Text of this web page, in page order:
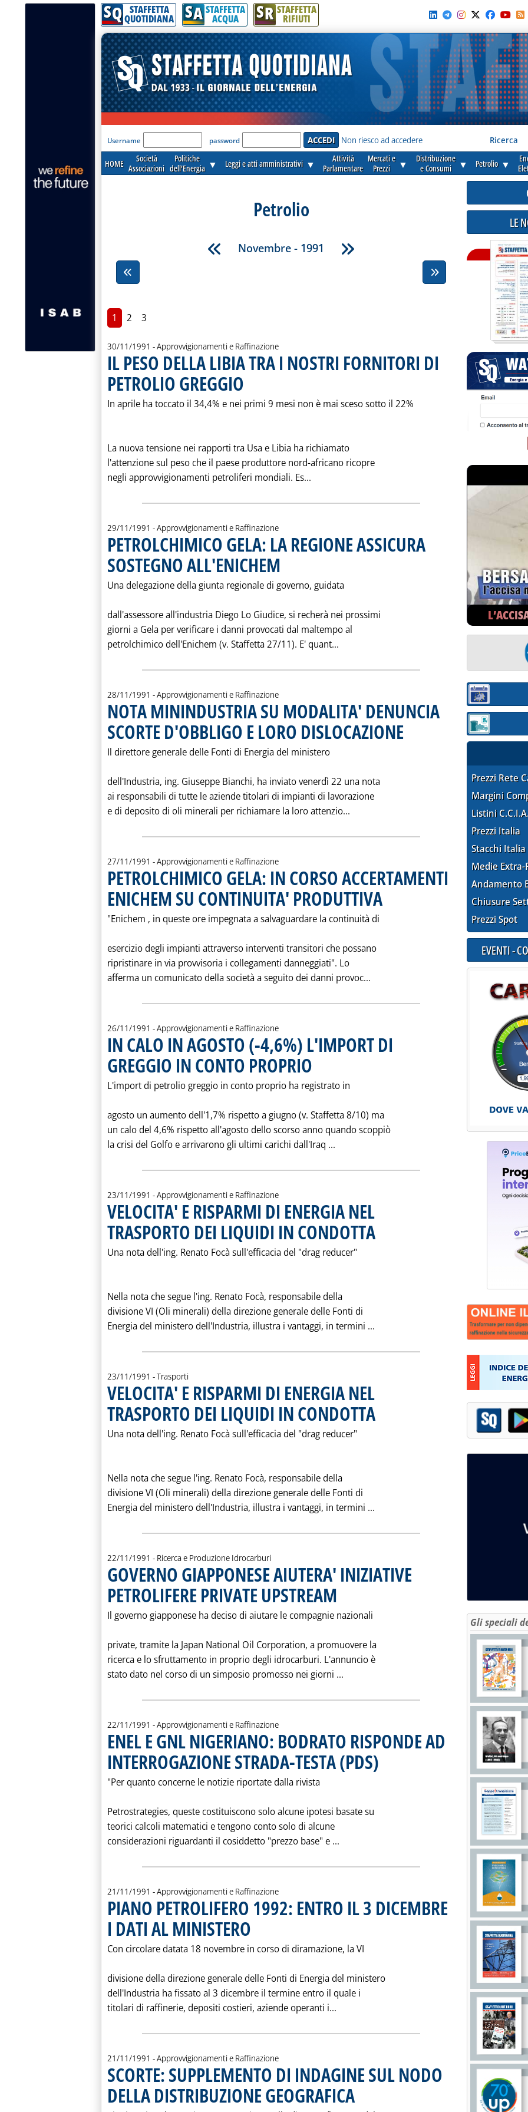
SQ STAFFETTA
QUOTIDIANA SA STAFFETTA
ACQUA SR STAFFETTA
RIFIUTI
'Modulo Login per accedere'
Username password Non riesco ad accedere Ricerca
HOME
Società
Associazioni
Politiche
dell'Energia ▼ Leggi e atti amministrativi ▼
Attività
Parlamentare
Mercati e
Prezzi
▼
Distribuzione
e Consumi
▼ Petrolio ▼
Petrolio
Novembre - 1991
1 2 3
30/11/1991 - Approvvigionamenti e Raffinazione
IL PESO DELLA LIBIA TRA I NOSTRI FORNITORI DI
PETROLIO GREGGIO
In aprile ha toccato il 34,4% e nei primi 9 mesi non è mai sceso sotto il 22%
La nuova tensione nei rapporti tra Usa e Libia ha richiamato
l'attenzione sul peso che il paese produttore nord-africano ricopre
negli approvvigionamenti petroliferi mondiali. Es...
29/11/1991 - Approvvigionamenti e Raffinazione
PETROLCHIMICO GELA: LA REGIONE ASSICURA
SOSTEGNO ALL'ENICHEM
Una delegazione della giunta regionale di governo, guidata
dall'assessore all'industria Diego Lo Giudice, si recherà nei prossimi
giorni a Gela per verificare i danni provocati dal maltempo al
petrolchimico dell'Enichem (v. Staffetta 27/11). E' quant... Leggi tutta la notizia: 'PETROLCHIMICO
28/11/1991 - Approvvigionamenti e Raffinazione
NOTA MININDUSTRIA SU MODALITA' DENUNCIA
SCORTE D'OBBLIGO E LORO DISLOCAZIONE . Pubblicata giovedì 28 novembre 1991 alle
Il direttore generale delle Fonti di Energia del ministero
dell'Industria, ing. Giuseppe Bianchi, ha inviato venerdì 22 una nota
ai responsabili di tutte le aziende titolari di impianti di lavorazione
e di deposito di oli minerali per richiamare la loro attenzio... Leggi tutta la notizia: 'NOTA
27/11/1991 - Approvvigionamenti e Raffinazione
PETROLCHIMICO GELA: IN CORSO ACCERTAMENTI
ENICHEM SU CONTINUITA' PRODUTTIVA
"Enichem ‚ in queste ore impegnata a salvaguardare la continuità di
esercizio degli impianti attraverso interventi transitori che possano
ripristinare in via provvisoria i collegamenti danneggiati". Lo
afferma un comunicato della società a seguito dei danni provoc...
26/11/1991 - Approvvigionamenti e Raffinazione
IN CALO IN AGOSTO (-4,6%) L'IMPORT DI
GREGGIO IN CONTO PROPRIO
L'import di petrolio greggio in conto proprio ha registrato in
agosto un aumento dell'1,7% rispetto a giugno (v. Staffetta 8/10) ma
un calo del 4,6% rispetto all'agosto dello scorso anno quando scoppiò
la crisi del Golfo e arrivarono gli ultimi carichi dall'Iraq ... Leggi tutta la notizia: 'IN CALO IN AGOSTO (-
23/11/1991 - Approvvigionamenti e Raffinazione
VELOCITA' E RISPARMI DI ENERGIA NEL
TRASPORTO DEI LIQUIDI IN CONDOTTA
Una nota dell'ing. Renato Focà sull'efficacia del "drag reducer"
Nella nota che segue l'ing. Renato Focà, responsabile della
divisione VI (Oli minerali) della direzione generale delle Fonti di
Energia del ministero dell'Industria, illustra i vantaggi, in termini ... Leggi tutta la notizia: 'VELOCITA' E
23/11/1991 - Trasporti
VELOCITA' E RISPARMI DI ENERGIA NEL
TRASPORTO DEI LIQUIDI IN CONDOTTA . Pubblicata sabato 23 novembre 1991 alle 0.0.
Una nota dell'ing. Renato Focà sull'efficacia del "drag reducer"
Nella nota che segue l'ing. Renato Focà, responsabile della
divisione VI (Oli minerali) della direzione generale delle Fonti di
Energia del ministero dell'Industria, illustra i vantaggi, in termini ...
22/11/1991 - Ricerca e Produzione Idrocarburi
GOVERNO GIAPPONESE AIUTERA' INIZIATIVE
PETROLIFERE PRIVATE UPSTREAM
Il governo giapponese ha deciso di aiutare le compagnie nazionali
private, tramite la Japan National Oil Corporation, a promuovere la
ricerca e lo sfruttamento in proprio degli idrocarburi. L'annuncio è
stato dato nel corso di un simposio promosso nei giorni ... Leggi tutta la notizia: 'GOVERNO
22/11/1991 - Approvvigionamenti e Raffinazione
ENEL E GNL NIGERIANO: BODRATO RISPONDE AD
INTERROGAZIONE STRADA-TESTA (PDS) . Pubblicata venerdì 22 novembre 1991 alle 0.0.
"Per quanto concerne le notizie riportate dalla rivista
Petrostrategies, queste costituiscono solo alcune ipotesi basate su
teorici calcoli matematici e tengono conto solo di alcune
considerazioni riguardanti il cosiddetto "prezzo base" e ... Leggi tutta la notizia: 'ENEL E GNL
21/11/1991 - Approvvigionamenti e Raffinazione
PIANO PETROLIFERO 1992: ENTRO IL 3 DICEMBRE
I DATI AL MINISTERO
Con circolare datata 18 novembre in corso di diramazione, la VI
divisione della direzione generale delle Fonti di Energia del ministero
dell'Industria ha fissato al 3 dicembre il termine entro il quale i
titolari di raffinerie, depositi costieri, aziende operanti i... Leggi tutta la notizia: 'PIANO PETROLIFERO
21/11/1991 - Approvvigionamenti e Raffinazione
SCORTE: SUPPLEMENTO DI INDAGINE SUL NODO
DELLA DISTRIBUZIONE GEOGRAFICA . Pubblicata giovedì 21 novembre 1991 alle 0.0.
LE
Sezione:
Sezione:
Prezzi Rete
Margini
Listini
Prezzi Italia
Stacchi Italia
Medie Extra-
Andamento
Chiusure
Prezzi Spot
EVENTI -
Gli speciali